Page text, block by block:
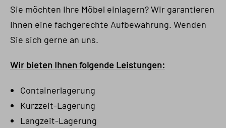
Sie möchten Ihre Möbel einlagern? Wir garantieren
Ihnen eine fachgerechte Aufbewahrung. Wenden
Sie sich gerne an uns.
Wir bieten Ihnen folgende Leistungen:
Containerlagerung
Kurzzeit-Lagerung
Langzeit-Lagerung